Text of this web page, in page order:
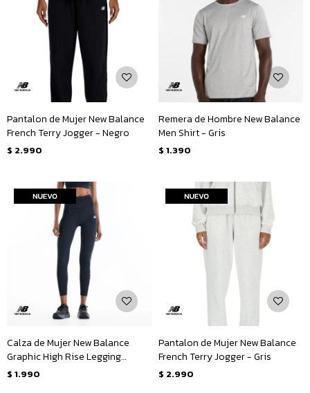
Pantalon de Mujer New Balance
French Terry Jogger - Negro
$ 2.990
Remera de Hombre New Balance
Men Shirt - Gris
$ 1.390
Calza de Mujer New Balance
Graphic High Rise Legging
25&quot; - Negro
$ 1.990
Pantalon de Mujer New Balance
French Terry Jogger - Gris
$ 2.990